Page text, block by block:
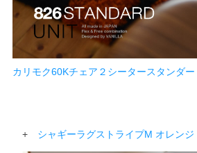
カリモク60Kチェア２シータースタンダー
+ シャギーラグストライプM オレンジ